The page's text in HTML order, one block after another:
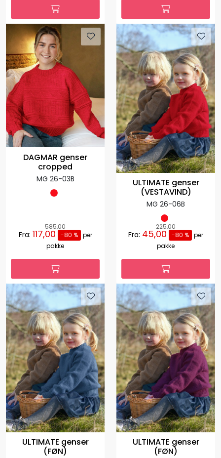
DAGMAR genser
cropped
MG 26-03B
585,00
Fra: 117,00 -80 %
per
pakke
ULTIMATE genser
(VESTAVIND)
MG 26-06B
225,00
Fra: 45,00 -80 % per
pakke
ULTIMATE genser
(FØN)
ULTIMATE genser
(FØN)